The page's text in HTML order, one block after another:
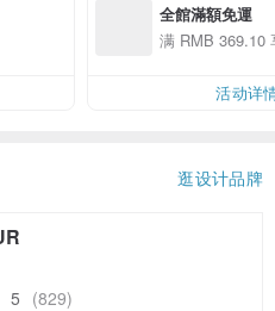
全館滿額免運
满 RMB 369.10
活动详
逛设计品牌
5 (829)